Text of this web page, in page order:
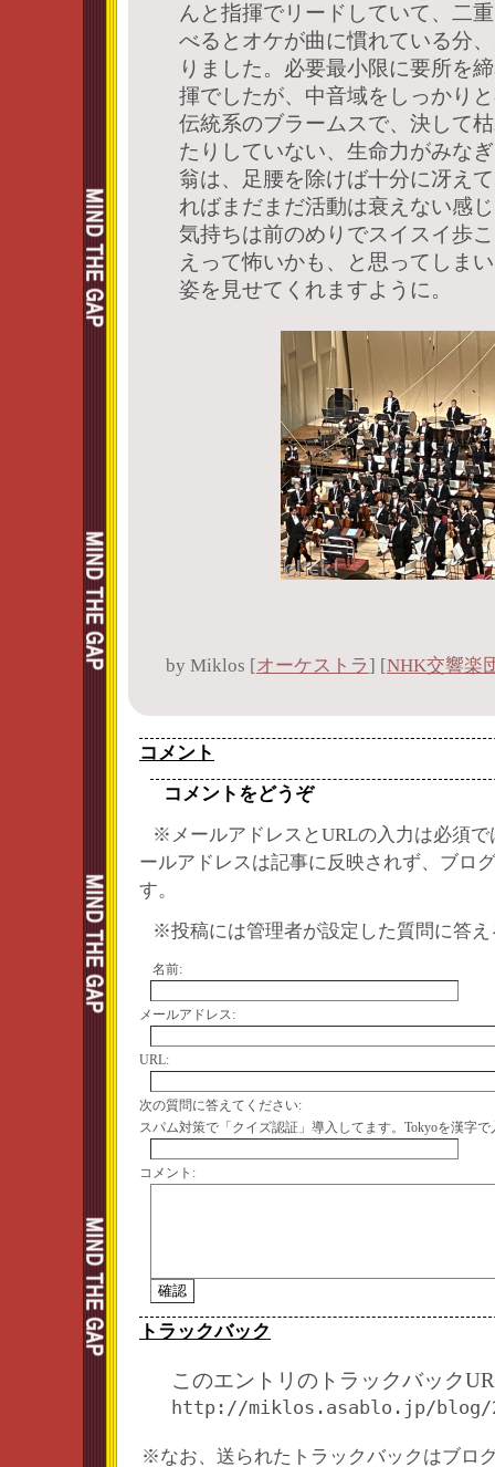
んと指揮でリードしていて、二
べるとオケが曲に慣れている分
りました。必要最小限に要所を
揮でしたが、中音域をしっかり
伝統系のブラームスで、決して
たりしていない、生命力がみな
翁は、足腰を除けば十分に冴え
ればまだまだ活動は衰えない感
気持ちは前のめりでスイスイ歩
えって怖いかも、と思ってしま
姿を見せてくれますように。
by Miklos [オーケストラ] [NHK交響楽
コメント
コメントをどうぞ
※メールアドレスとURLの入力は必須
ールアドレスは記事に反映されず、ブロ
す。
※投稿には管理者が設定した質問に答
名前:
メールアドレス:
URL:
次の質問に答えてください:
スパム対策で「クイズ認証」導入してます。Tokyoを漢字
コメント:
トラックバック
このエントリのトラックバック
http://miklos.asablo.jp/blog/
※なお、送られたトラックバックはブロ